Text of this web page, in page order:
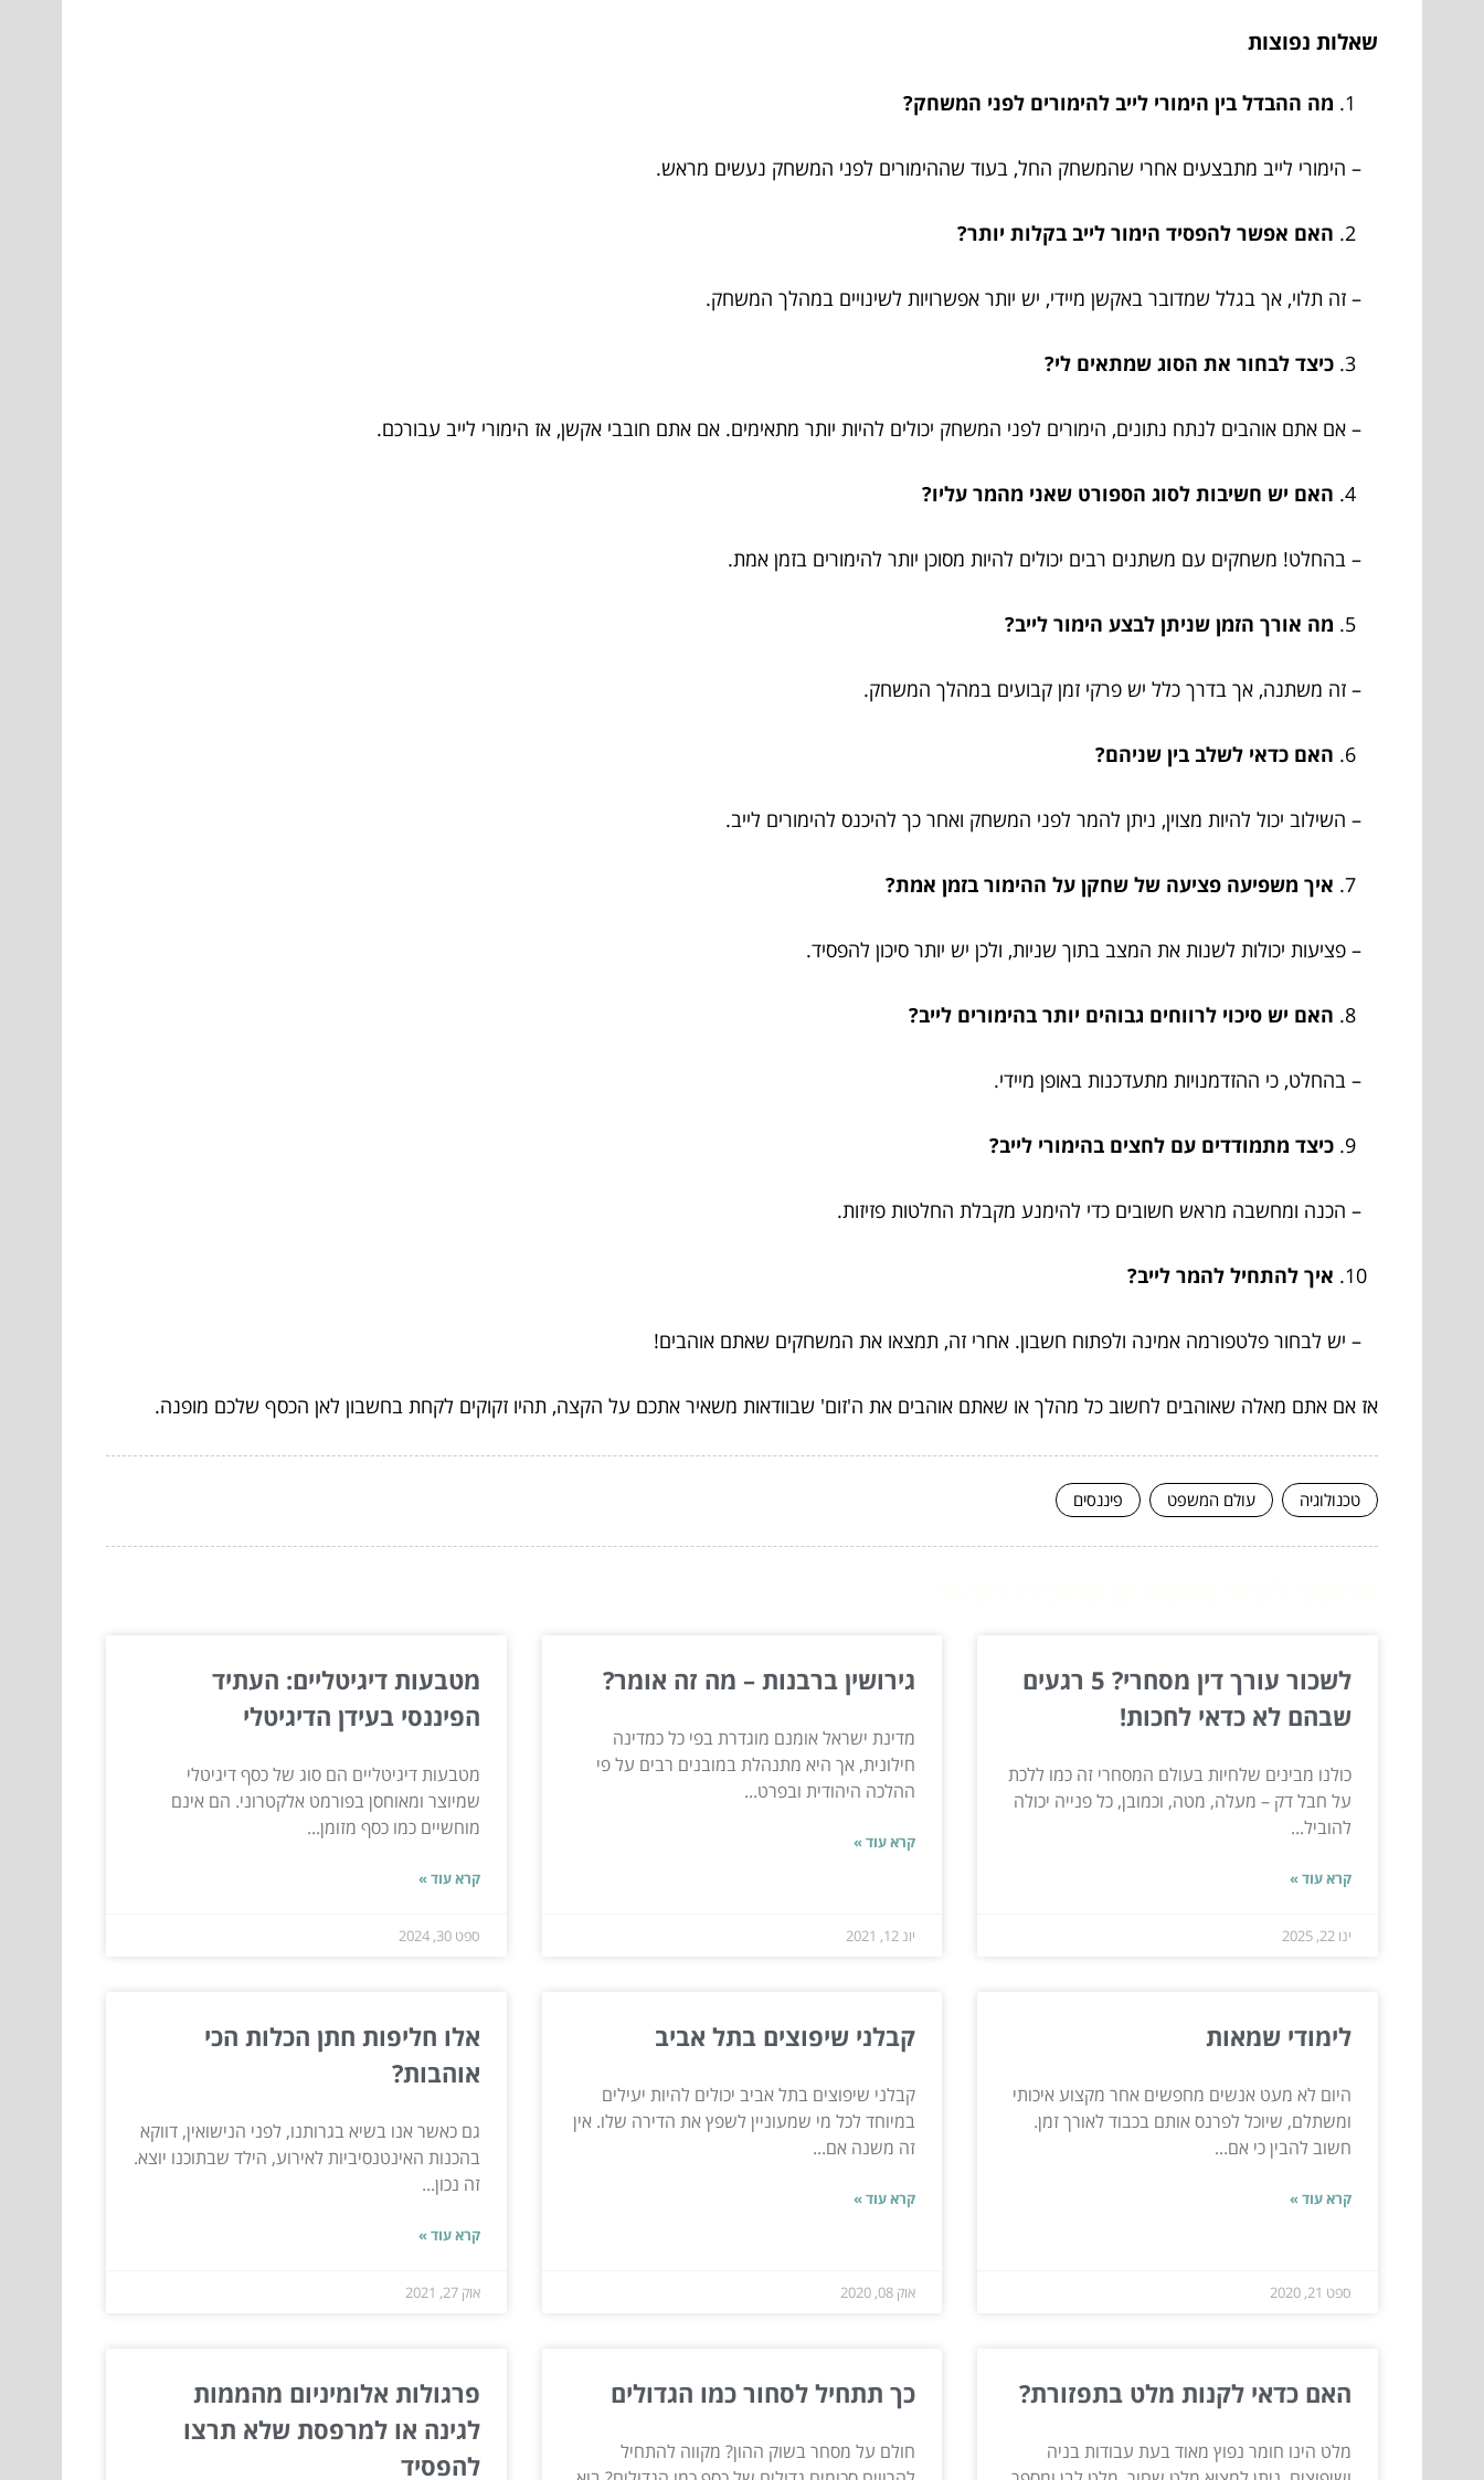
שאלות נפוצות
מה ההבדל בין הימורי לייב להימורים לפני המשחק?
– הימורי לייב מתבצעים אחרי שהמשחק החל, בעוד שההימורים לפני המשחק נעשים מראש.
האם אפשר להפסיד הימור לייב בקלות יותר?
– זה תלוי, אך בגלל שמדובר באקשן מיידי, יש יותר אפשרויות לשינויים במהלך המשחק.
כיצד לבחור את הסוג שמתאים לי?
– אם אתם אוהבים לנתח נתונים, הימורים לפני המשחק יכולים להיות יותר מתאימים. אם אתם חובבי אקשן, אז הימורי לייב עבורכם.
האם יש חשיבות לסוג הספורט שאני מהמר עליו?
– בהחלט! משחקים עם משתנים רבים יכולים להיות מסוכן יותר להימורים בזמן אמת.
מה אורך הזמן שניתן לבצע הימור לייב?
– זה משתנה, אך בדרך כלל יש פרקי זמן קבועים במהלך המשחק.
האם כדאי לשלב בין שניהם?
– השילוב יכול להיות מצוין, ניתן להמר לפני המשחק ואחר כך להיכנס להימורים לייב.
איך משפיעה פציעה של שחקן על ההימור בזמן אמת?
– פציעות יכולות לשנות את המצב בתוך שניות, ולכן יש יותר סיכון להפסיד.
האם יש סיכוי לרווחים גבוהים יותר בהימורים לייב?
– בהחלט, כי ההזדמנויות מתעדכנות באופן מיידי.
כיצד מתמודדים עם לחצים בהימורי לייב?
– הכנה ומחשבה מראש חשובים כדי להימנע מקבלת החלטות פזיזות.
איך להתחיל להמר לייב?
– יש לבחור פלטפורמה אמינה ולפתוח חשבון. אחרי זה, תמצאו את המשחקים שאתם אוהבים!
אז אם אתם מאלה שאוהבים לחשוב כל מהלך או שאתם אוהבים את ה'זום' שבוודאות משאיר אתכם על הקצה, תהיו זקוקים לקחת בחשבון לאן הכסף שלכם מופנה.
טכנולוגיה עולם המשפט פיננסים
לשכור עורך דין מסחרי? 5 רגעים
שבהם לא כדאי לחכות!
כולנו מבינים שלחיות בעולם המסחרי זה כמו ללכת
על חבל דק – מעלה, מטה, וכמובן, כל פנייה יכולה
להוביל...
קרא עוד »
ינו 22, 2025
גירושין ברבנות – מה זה אומר?
מדינת ישראל אומנם מוגדרת בפי כל כמדינה
חילונית, אך היא מתנהלת במובנים רבים על פי
ההלכה היהודית ובפרט...
קרא עוד »
יונ 12, 2021
מטבעות דיגיטליים: העתיד
הפיננסי בעידן הדיגיטלי
מטבעות דיגיטליים הם סוג של כסף דיגיטלי
שמיוצר ומאוחסן בפורמט אלקטרוני. הם אינם
מוחשיים כמו כסף מזומן...
קרא עוד »
ספט 30, 2024
לימודי שמאות
היום לא מעט אנשים מחפשים אחר מקצוע איכותי
ומשתלם, שיוכל לפרנס אותם בכבוד לאורך זמן.
חשוב להבין כי אם...
קרא עוד »
ספט 21, 2020
קבלני שיפוצים בתל אביב
קבלני שיפוצים בתל אביב יכולים להיות יעילים
במיוחד לכל מי שמעוניין לשפץ את הדירה שלו. אין
זה משנה אם...
קרא עוד »
אוק 08, 2020
אלו חליפות חתן הכלות הכי
אוהבות?
גם כאשר אנו בשיא בגרותנו, לפני הנישואין, דווקא
בהכנות האינטנסיביות לאירוע, הילד שבתוכנו יוצא.
זה נכון...
קרא עוד »
אוק 27, 2021
האם כדאי לקנות מלט בתפזורת?
מלט הינו חומר נפוץ מאוד בעת עבודות בניה
כך תתחיל לסחור כמו הגדולים
חולם על מסחר בשוק ההון? מקווה להתחיל
פרגולות אלומיניום מהממות
לגינה או למרפסת שלא תרצו
להפסיד